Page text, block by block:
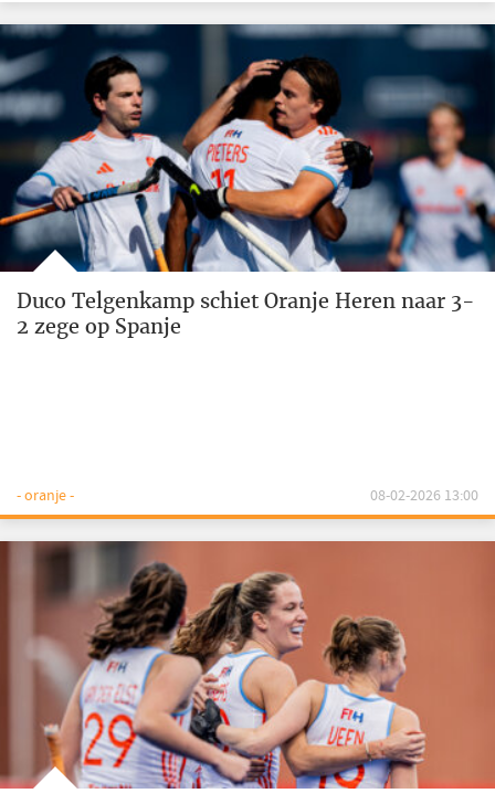
Duco Telgenkamp schiet Oranje Heren naar 3-
2 zege op Spanje
- oranje - 08-02-2026 13:00